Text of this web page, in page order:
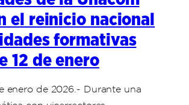
el reinicio nacional
formativas
12 de enero
enero de 2026.- Durante una